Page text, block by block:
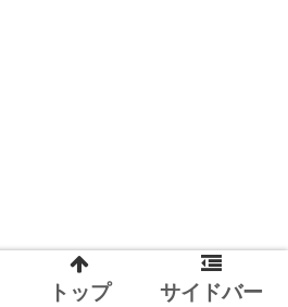
トップ サイドバー